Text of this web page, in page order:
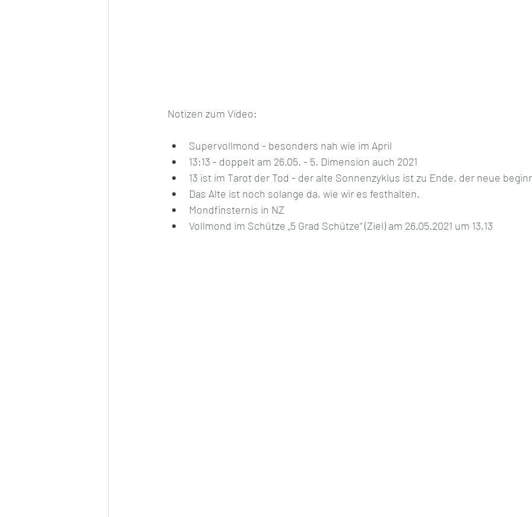
Notizen zum Video:
Supervollmond - besonders nah wie im April
13:13 - doppelt am 26.05. - 5. Dimension auch 2021
13 ist im Tarot der Tod - der alte Sonnenzyklus ist zu Ende, der neue
Das Alte ist noch solange da, wie wir es festhalten.
Mondfinsternis in NZ
Vollmond im Schütze „5 Grad Schütze“ (Ziel) am 26.05.2021 um 13.13